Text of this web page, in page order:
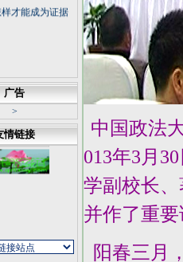
广告
>
情链接
中国政法
013年3月
学副校长、
并作了重要
阳春三月